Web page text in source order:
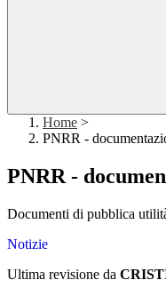
Home >
PNRR -
PNRR -
Documenti di pubblica
Notizie
Ultima revisione da